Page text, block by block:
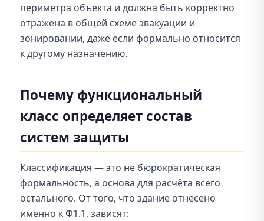
периметра объекта и должна быть корректно
отражена в общей схеме эвакуации и
зонировании, даже если формально относится
к другому назначению.
Почему функциональный
класс определяет состав
систем защиты
Классификация — это не бюрократическая
формальность, а основа для расчёта всего
остального. От того, что здание отнесено
именно к Ф1.1, зависят: